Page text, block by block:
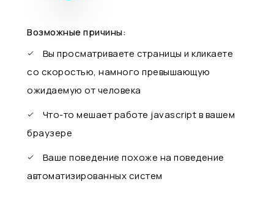
Возможные причины:
Вы просматриваете страницы и кликаете
со скоростью, намного превышающую
ожидаемую от человека
Что-то мешает работе javascript в вашем
браузере
Ваше поведение похоже на поведение
автоматизированных систем